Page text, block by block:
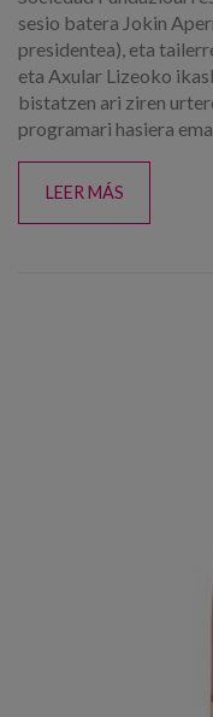
sesio batera Jokin
presidentea), eta
eta Axular Lizeoko
bistatzen ari ziren
programari hasiera
LEER MÁS